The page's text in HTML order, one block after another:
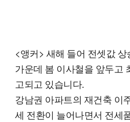
<앵커> 새해 들어 전셋값
가운데 봄 이사철을 앞두고
고되고 있습니다.
강남권 아파트의 재건축 이
세 전환이 늘어나면서 전세